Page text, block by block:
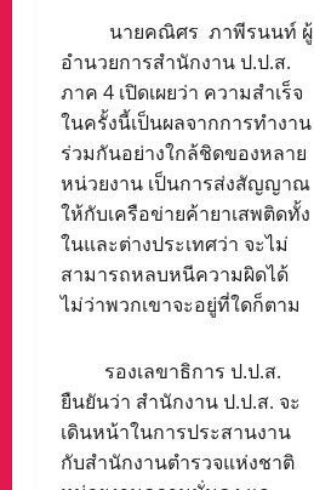
นายคณิศร ภาพีรนนท์ ผู้
อำนวยการสำนักงาน ป.ป.ส.
ภาค 4 เปิดเผยว่า ความสำเร็จ
ในครั้งนี้เป็นผลจากการทำงาน
ร่วมกันอย่างใกล้ชิดของหลาย
หน่วยงาน เป็นการส่งสัญญาณ
ให้กับเครือข่ายค้ายาเสพติดทั้ง
ในและต่างประเทศว่า จะไม่
สามารถหลบหนีความผิดได้
ไม่ว่าพวกเขาจะอยู่ที่ใดก็ตาม
รองเลขาธิการ ป.ป.ส.
ยืนยันว่า สำนักงาน ป.ป.ส. จะ
เดินหน้าในการประสานงาน
กับสำนักงานตำรวจแห่งชาติ